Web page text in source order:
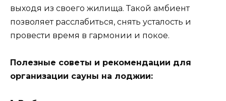
выходя из своего жилища. Такой амбиент
позволяет расслабиться, снять усталость и
провести время в гармонии и покое.
Полезные советы и рекомендации для
организации сауны на лоджии: